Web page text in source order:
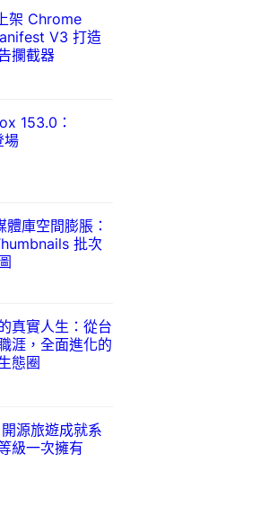
架 Chrome
V3 打造
攔截器
153.0：
場
庫空間膨脹：
批次
真實人生：從台
涯，全面進化的
態圈
源旅遊成就系
級一次擁有